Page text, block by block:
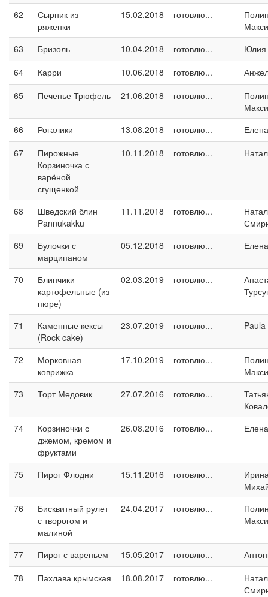
62
Сырник из
ряженки
15.02.2018 готовлю...
63
Бризоль 10.04.2018 готовлю...
Юлия
64
Карри 10.06.2018 готовлю...
65
Печенье Трюфель 21.06.2018 готовлю...
66
Рогалики 13.08.2018 готовлю...
67
Пирожные
Корзиночка с
варёной
сгущенкой
10.11.2018 готовлю...
68
Шведский блин
Pannukakku
11.11.2018 готовлю...
69
Булочки с
марципаном
05.12.2018 готовлю...
70
Блинчики
картофельные (из
пюре)
02.03.2019 готовлю...
71
Каменные кексы
(Rock cake)
23.07.2019 готовлю... Paula
72
Морковная
коврижка
17.10.2019 готовлю...
73
Торт Медовик 27.07.2016 готовлю...
74
Корзиночки с
джемом, кремом и
фруктами
26.08.2016 готовлю... Елена
75 Пирог Флодни 15.11.2016 готовлю...
76
Бисквитный рулет
с творогом и
малиной
24.04.2017 готовлю...
77 Пирог с вареньем 15.05.2017 готовлю...
78
Пахлава крымская 18.08.2017 готовлю...